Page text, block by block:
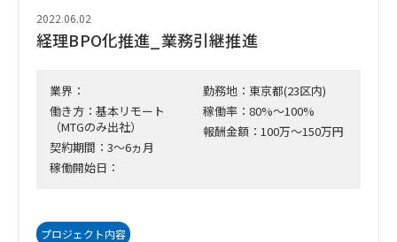
2022.06.02
経理BPO化推進_業務引継推進
業界：
働き方：基本リモート
（MTGのみ出社）
契約期間：3～6ヵ月
稼働開始日：
勤務地：東京都(23区内)
稼働率：80%～100%
報酬金額：100万～150万円
プロジェクト内容